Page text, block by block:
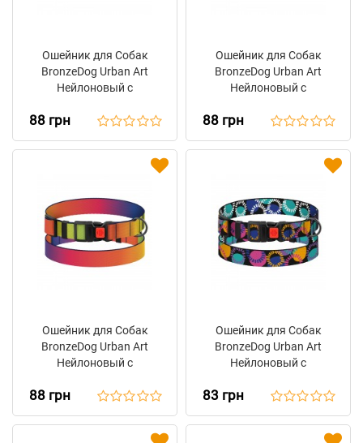
Ошейник для Собак
BronzeDog Urban Art
Нейлоновый с
Геометрия
88 грн
Ошейник для Собак
BronzeDog Urban Art
Нейлоновый с
Гравитация
88 грн
Ошейник для Собак
BronzeDog Urban Art
Нейлоновый с
Градиент
88 грн
Ошейник для Собак
BronzeDog Urban Art
Нейлоновый с
Диско
83 грн